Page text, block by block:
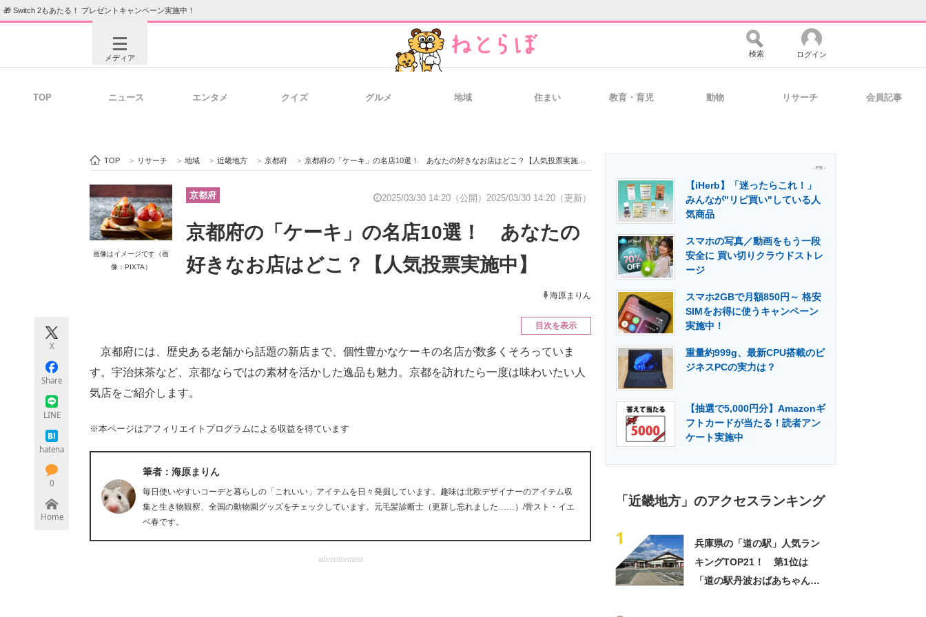
🎁 Switch 2もあたる！ プレゼントキャンペーン実施中！
メディア
ビジネスと働き方のヒント 経営リーダーのコミュニティ マーケ×ITの今がよく分かる
ITエンジニア向け専門サイト 企業向けIT製品の総合サイト IT製品の技術・比較・事例 製造業のIT導入・活用を支援
エネルギーの専門メディア 建設×テクノロジーの最前線
検索 ログイン
TOP ニュース エンタメ クイズ グルメ 地域 住まい 教育・育児 動物 リサーチ 会員記事
TOP > リサーチ > 地域 > 近畿地方 > 京都府 > 京都府の「ケーキ」の名店10選！ あなたの好きなお店はどこ？【人気投票実施中】
画像はイメージです（画
像：PIXTA）
京都府 2025/03/30 14:20（公開） 2025/03/30 14:20（更新）
京都府の「ケーキ」の名店10選！ あなたの
好きなお店はどこ？【人気投票実施中】
海原まりん
X
Share
LINE
hatena
0
Home
目次を表示
京都府には、歴史ある老舗から話題の新店まで、個性豊かなケーキの名店が数多くそろっていま
す。宇治抹茶など、京都ならではの素材を活かした逸品も魅力。京都を訪れたら一度は味わいたい人
気店をご紹介します。
※本ページはアフィリエイトプログラムによる収益を得ています
筆者：海原まりん
毎日使いやすいコーデと暮らしの「これいい」アイテムを日々発掘しています。趣味は北欧デザイナーのアイテム収
集と生き物観察、全国の動物園グッズをチェックしています。元毛髪診断士（更新し忘れました……）/骨スト・イエ
ベ春です。
advertisement
- PR -
【iHerb】「迷ったらこれ！」
みんなが"リピ買い"している人
気商品
スマホの写真／動画をもう一段
安全に 買い切りクラウドストレ
ージ
スマホ2GBで月額850円～ 格安
SIMをお得に使うキャンペーン
実施中！
重量約999g、最新CPU搭載のビ
ジネスPCの実力は？
【抽選で5,000円分】Amazonギ
フトカードが当たる！読者アン
ケート実施中
「近畿地方」のアクセスランキング
1
兵庫県の「道の駅」人気ラン
キングTOP21！ 第1位は
「道の駅丹波おばあちゃんの